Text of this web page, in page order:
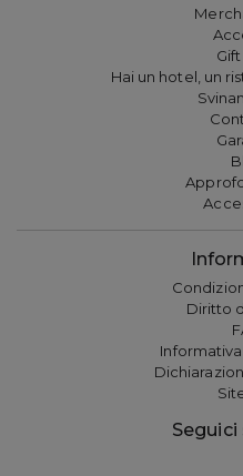
Hai un hotel, un
Diritto
Seguici